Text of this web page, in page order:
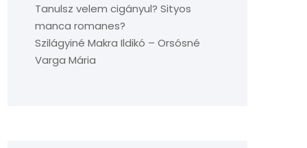
Tanulsz velem cigányul? Sityos
manca romanes?
Szilágyiné Makra Ildikó – Orsósné
Varga Mária